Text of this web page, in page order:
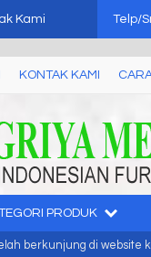
Kami Telp/
KONTAK KAMI
PRODUK
berkunjung di website